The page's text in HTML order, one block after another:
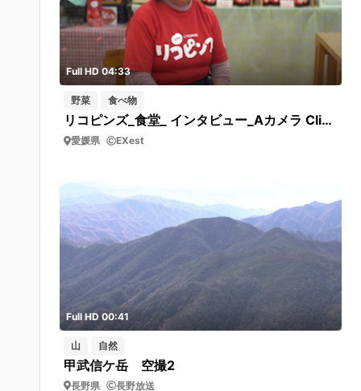
Full HD 04:33
野菜 食べ物
リコピンズ_食堂_ インタビュー_Aカメラ Clip0169 宮本さんインタビュー
愛媛県 EXest
Full HD 00:41
山 自然
甲武信ケ岳 空撮2
長野県 長野放送